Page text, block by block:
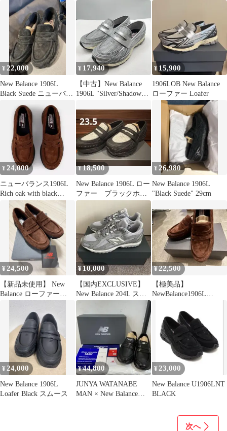
¥22,000
New Balance 1906L
Black Suede ニューバラ
¥ 17,940
【中古】New Balance
1906L "Silver/Shadow
U1906LAE ニューバラ
ンス[17]
¥ 15,900
1906LOB New Balance
ローファー Loafer
¥24,000
ニューバランス1906L
Rich oak with black
¥18,500
New Balance 1906L ロー
ファー ブラックホワ
イト
¥26,980
New Balance 1906L
"Black Suede" 29cm
¥ 24,500
【新品未使用】 New
Balance ローファー
¥ 10,000
【国内EXCLUSIVE】
New Balance 204L スニ
ーカー 25㎝
¥22,500
【極美品】
NewBalance1906L
¥ 24,000
New Balance 1906L
Loafer Black スムース
¥44,800
JUNYA WATANABE
MAN × New Balance
¥ 23,000
New Balance U1906LNT
BLACK
次へ